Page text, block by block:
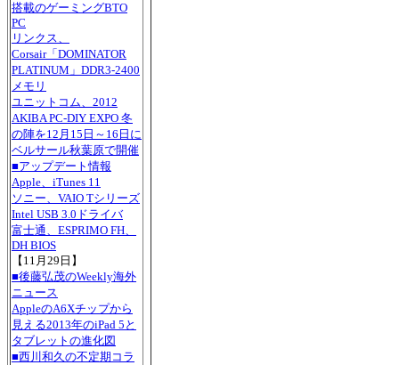
搭載のゲーミングBTO
PC
リンクス、
Corsair「DOMINATOR
PLATINUM」DDR3-2400
メモリ
ユニットコム、2012
AKIBA PC-DIY EXPO 冬
の陣を12月15日～16日に
ベルサール秋葉原で開催
■アップデート情報
Apple、iTunes 11
ソニー、VAIO Tシリーズ
Intel USB 3.0ドライバ
富士通、ESPRIMO FH、
DH BIOS
【11月29日】
■後藤弘茂のWeekly海外
ニュース
AppleのA6Xチップから
見える2013年のiPad 5と
タブレットの進化図
■西川和久の不定期コラ